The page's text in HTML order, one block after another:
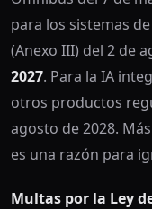
para los sistemas
(Anexo III) del 2 de
2027. Para la IA
otros productos
agosto de 2028.
es una razón para
Multas por la Ley